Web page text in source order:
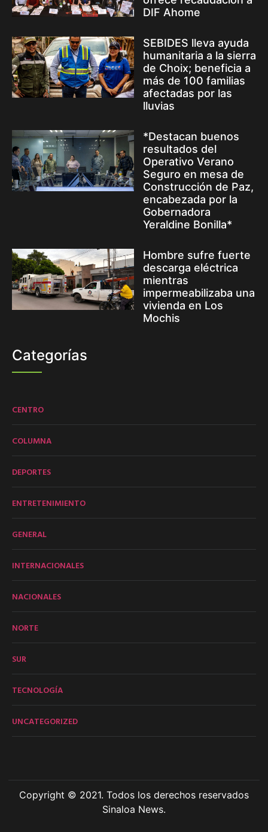
DIF Ahome
SEBIDES lleva ayuda
humanitaria a la sierra
de Choix; beneficia a
más de 100 familias
afectadas por las
lluvias
*Destacan buenos
resultados del
Operativo Verano
Seguro en mesa de
Construcción de Paz,
encabezada por la
Gobernadora
Yeraldine Bonilla*
Hombre sufre fuerte
descarga eléctrica
mientras
impermeabilizaba una
vivienda en Los
Mochis
Categorías
CENTRO
COLUMNA
DEPORTES
ENTRETENIMIENTO
GENERAL
INTERNACIONALES
NACIONALES
NORTE
SUR
TECNOLOGÍA
UNCATEGORIZED
Copyright © 2021. Todos los derechos reservados
Sinaloa News.